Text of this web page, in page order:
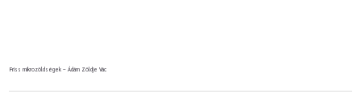
Friss mikrozöldségek – Ádám Zöldje Vác